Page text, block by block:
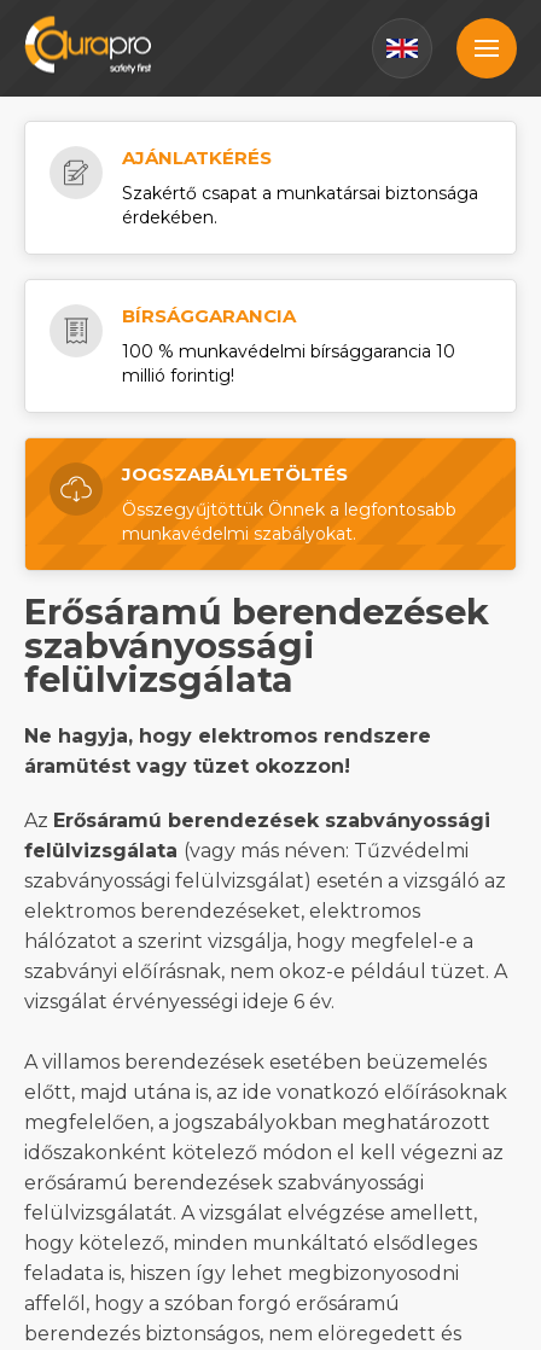
AJÁNLATKÉRÉS
Szakértő csapat a munkatársai biztonsága
érdekében.
BÍRSÁGGARANCIA
100 % munkavédelmi bírsággarancia 10
millió forintig!
JOGSZABÁLYLETÖLTÉS
Összegyűjtöttük Önnek a legfontosabb
munkavédelmi szabályokat.
Erősáramú berendezések
szabványossági
felülvizsgálata
Ne hagyja, hogy elektromos rendszere
áramütést vagy tüzet okozzon!
Az Erősáramú berendezések szabványossági
felülvizsgálata (vagy más néven: Tűzvédelmi
szabványossági felülvizsgálat) esetén a vizsgáló az
elektromos berendezéseket, elektromos
hálózatot a szerint vizsgálja, hogy megfelel-e a
szabványi előírásnak, nem okoz-e például tüzet. A
vizsgálat érvényességi ideje 6 év.
A villamos berendezések esetében beüzemelés
előtt, majd utána is, az ide vonatkozó előírásoknak
megfelelően, a jogszabályokban meghatározott
időszakonként kötelező módon el kell végezni az
erősáramú berendezések szabványossági
felülvizsgálatát. A vizsgálat elvégzése amellett,
hogy kötelező, minden munkáltató elsődleges
feladata is, hiszen így lehet megbizonyosodni
affelől, hogy a szóban forgó erősáramú
berendezés biztonságos, nem elöregedett és